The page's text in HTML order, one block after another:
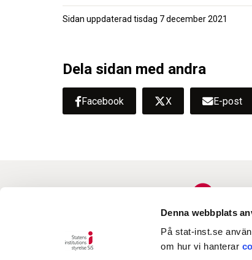
Denna webbplats
På stat-inst.se
om hur vi hanterar
Sidan uppdaterad tisdag 7 december 2021
Dela sidan med andra
Facebook X E-post